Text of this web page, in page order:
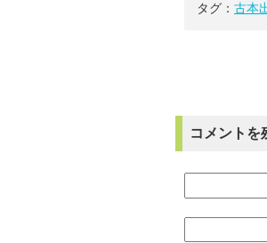
タグ： 古本
コメントを